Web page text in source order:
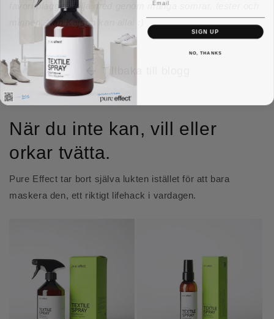
favoritplagg få följa med genom många somrar, fester och
minnen. Kan Kajson kan alla! :)
När du inte kan, vill eller
orkar tvätta.
Pure Effect tar bort själva lukten istället för att bara
maskera den, ett riktigt lifehack i vardagen.
SIGN UP
NO, THANKS